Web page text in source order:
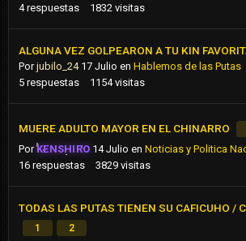
4 respuestas 1832 visitas
ALGUNA VEZ GOLPEARON A TU KIN
Porjubilo_24 17 Julio en Hablemos de las Putas
5 respuestas 1154 visitas
MUERE ADULTO MAYOR EN EL CHINARRO
PorKENSHIRO 14 Julio enNoticias y Politica
16 respuestas 3829 visitas
TODAS LAS PUTAS TIENEN SU CAFICUHO /
1 2